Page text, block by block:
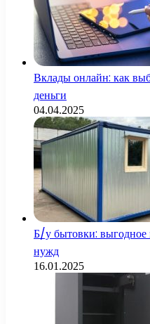
Вклады онлайн: как
деньги
04.04.2025
Б/у бытовки: выгодное
нужд
16.01.2025